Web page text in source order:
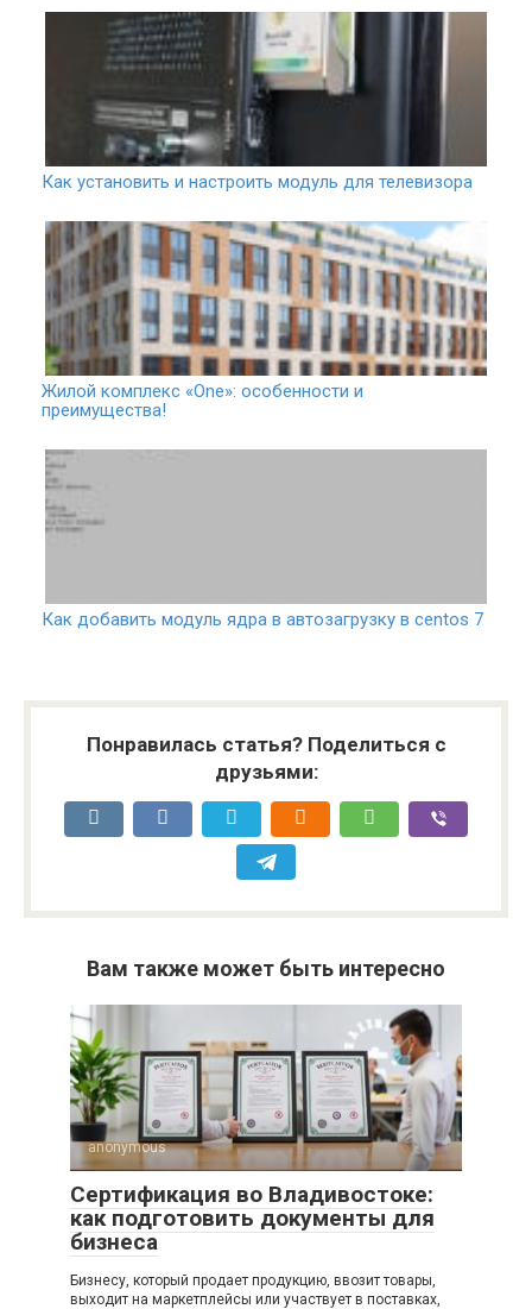
Как установить и настроить модуль для телевизора
Жилой комплекс «One»: особенности и
преимущества!
Как добавить модуль ядра в автозагрузку в centos 7
Понравилась статья? Поделиться с
друзьями:
Вам также может быть интересно
anonymous
Сертификация во Владивостоке:
как подготовить документы для
бизнеса
Бизнесу, который продает продукцию, ввозит товары,
выходит на маркетплейсы или участвует в поставках,